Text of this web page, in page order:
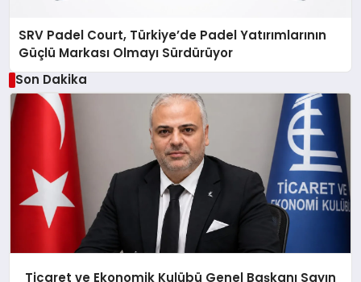
SRV Padel Court, Türkiye’de Padel Yatırımlarının
Güçlü Markası Olmayı Sürdürüyor
Son Dakika
Ticaret ve Ekonomik Kulübü Genel Başkanı Sayın